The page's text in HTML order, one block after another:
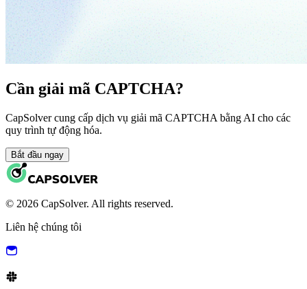
Cần giải mã CAPTCHA?
CapSolver cung cấp dịch vụ giải mã CAPTCHA bằng AI cho các
quy trình tự động hóa.
Bắt đầu ngay
© 2026 CapSolver. All rights reserved.
Liên hệ chúng tôi